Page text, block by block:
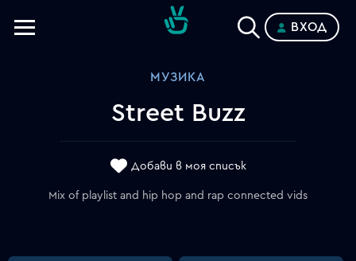
ВХОД
МУЗИКА
Street Buzz
Добави в моя списък
Mix of playlist and hip hop and rap connected vids